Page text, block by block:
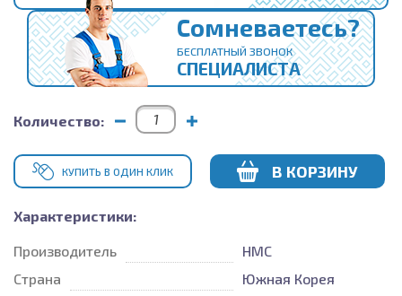
Сомневаетесь?
БЕСПЛАТНЫЙ ЗВОНОК
СПЕЦИАЛИСТА
Количество:
КУПИТЬ В ОДИН КЛИК В КОРЗИНУ
Характеристики:
Производитель
HMC
Страна
Южная Корея